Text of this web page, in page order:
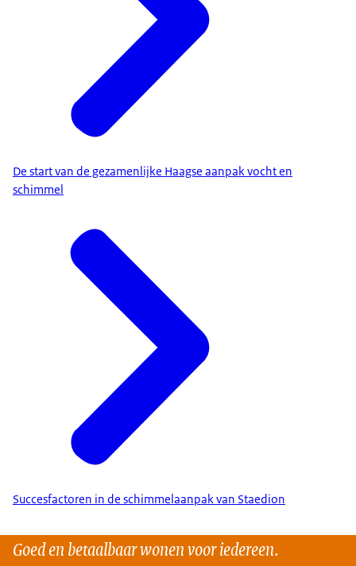
De start van de gezamenlijke Haagse aanpak vocht en
schimmel
Succesfactoren in de schimmelaanpak van Staedion
Goed en betaalbaar wonen voor iedereen.